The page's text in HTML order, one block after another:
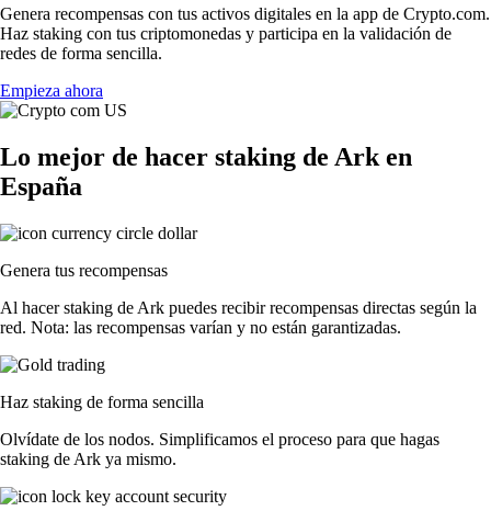
Genera recompensas con tus activos digitales en la app de Crypto.com.
Haz staking con tus criptomonedas y participa en la validación de
redes de forma sencilla.
Empieza ahora
Lo mejor de hacer staking de Ark en
España
Genera tus recompensas
Al hacer staking de Ark puedes recibir recompensas directas según la
red. Nota: las recompensas varían y no están garantizadas.
Haz staking de forma sencilla
Olvídate de los nodos. Simplificamos el proceso para que hagas
staking de Ark ya mismo.